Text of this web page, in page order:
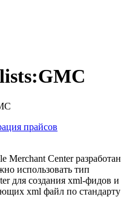
прайсов
Merchant Center разработан
использовать тип
для создания xml-фидов и
xml файл по стандарту